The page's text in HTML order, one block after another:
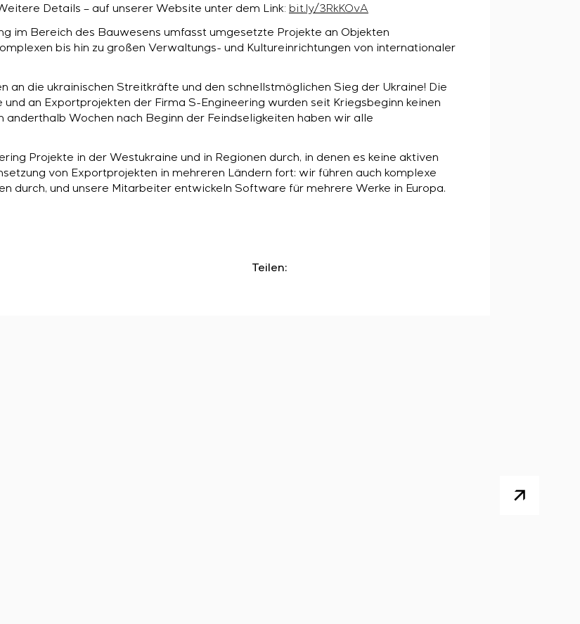
Details – auf unserer Website unter dem Link: bit.ly/3RkKOvA
im Bereich des Bauwesens umfasst umgesetzte Projekte an Objekten
bis hin zu großen Verwaltungs- und Kultureinrichtungen von internationaler
an die ukrainischen Streitkräfte und den schnellstmöglichen Sieg der Ukraine! Die
an Exportprojekten der Firma S-Engineering wurden seit Kriegsbeginn keinen
anderthalb Wochen nach Beginn der Feindseligkeiten haben wir alle
Projekte in der Westukraine und in Regionen durch, in denen es keine aktiven
von Exportprojekten in mehreren Ländern fort: wir führen auch komplexe
durch, und unsere Mitarbeiter entwickeln Software für mehrere Werke in Europa.
Teilen: